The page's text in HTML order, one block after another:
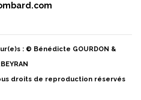
: © Bénédicte GOURDON &
droits de reproduction réservés